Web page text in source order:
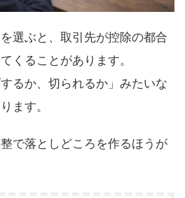
選ぶと、取引先が控除の都合
くることがあります。
るか、切られるか」みたいな
ます。
で落としどころを作るほうが